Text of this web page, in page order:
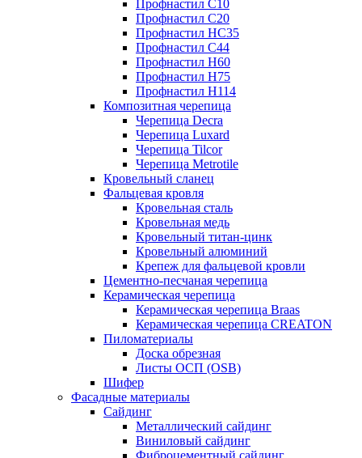
Профнастил C10
Профнастил C20
Профнастил НС35
Профнастил C44
Профнастил Н60
Профнастил Н75
Профнастил Н114
Композитная черепица
Черепица Decra
Черепица Luxard
Черепица Tilcor
Черепица Metrotile
Кровельный сланец
Фальцевая кровля
Кровельная сталь
Кровельная медь
Кровельный титан-цинк
Кровельный алюминий
Крепеж для фальцевой кровли
Цементно-песчаная черепица
Керамическая черепица
Керамическая черепица Braas
Керамическая черепица CREATON
Пиломатериалы
Доска обрезная
Листы ОСП (OSB)
Шифер
Фасадные материалы
Сайдинг
Металлический сайдинг
Виниловый сайдинг
Фиброцементный сайдинг